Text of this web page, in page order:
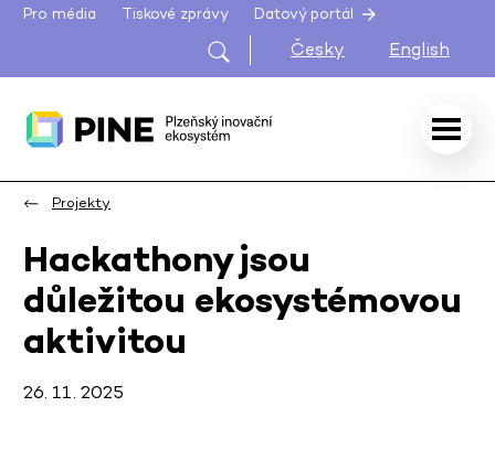
Pro média Tiskové zprávy Datový portál
Česky English
Projekty
Hackathony jsou
důležitou ekosystémovou
aktivitou
26. 11. 2025